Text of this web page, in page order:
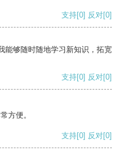
支持[0] 反对[0]
能够随时随地学习新知识，拓宽
支持[0] 反对[0]
方便。
支持[0] 反对[0]